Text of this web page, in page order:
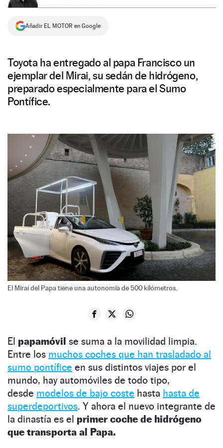
Añadir EL MOTOR en Google
Toyota ha entregado al papa Francisco un
ejemplar del Mirai, su sedán de hidrógeno,
preparado especialmente para el Sumo
Pontífice.
El Mirai del Papa tiene una autonomía de 500 kilómetros.
El papamóvil se suma a la movilidad limpia.
Entre los muchos coches que han trasladado al
sumo pontífice en sus distintos viajes por el
mundo, hay automóviles de todo tipo,
desde modelos de bajo coste hasta hasta de
superdeportivos. Y ahora el nuevo integrante de
la dinastía es el primer coche de hidrógeno
que transporta al Papa.